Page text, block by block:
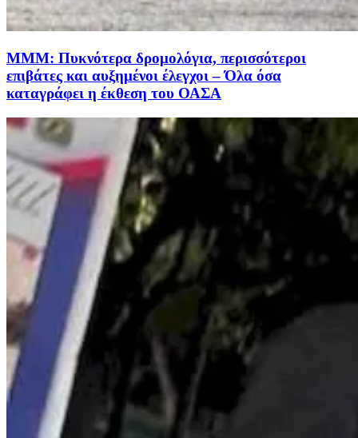
ΜΜΜ: Πυκνότερα δρομολόγια, περισσότεροι
επιβάτες και αυξημένοι έλεγχοι – Όλα όσα
καταγράφει η έκθεση του ΟΑΣΑ